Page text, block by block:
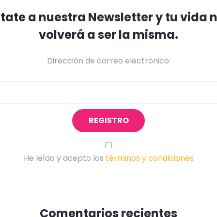
a nuestra Newsletter y tu vida
volverá a ser la misma.
Dirección de correo electrónico:
He leído y acepto los términos y condiciones
Comentarios recientes